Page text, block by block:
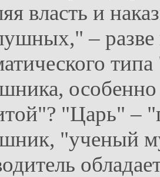
власть и
– разве
"Царь" –
"ученый